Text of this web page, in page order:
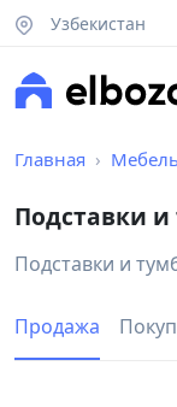
Узбекистан
Главная
Подставки
Подставки и
Продажа